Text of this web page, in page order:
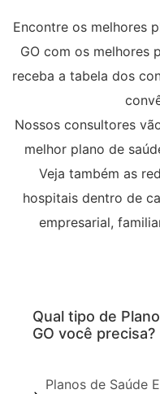
Encontre os melhores
GO com os melhores
receba a tabela dos
Nossos consultores
melhor plano de
Veja também as
hospitais dentro de
empresarial,
Qual tipo de
GO você precisa?
Planos de Saúde